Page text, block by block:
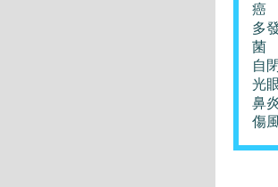
癌
多
菌
自
光
鼻
傷